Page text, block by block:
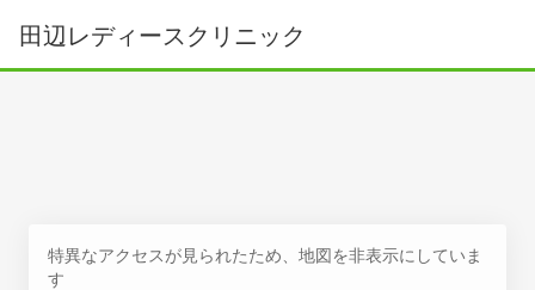
田辺レディースクリニック
特異なアクセスが見られたため、地図を非表示にしていま
す